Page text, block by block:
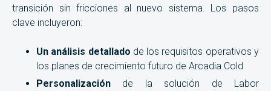
transición sin fricciones al nuevo sistema. Los pasos
clave incluyeron:
Un análisis detallado de los requisitos operativos y
los planes de crecimiento futuro de Arcadia Cold
Personalización de la solución de Labor